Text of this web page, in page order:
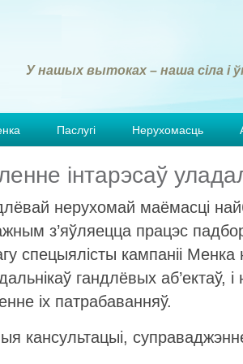
У нашых вытоках – наша сіла і
Паслугі Нерухомасць
інтарэсаў
нерухомай маёмасці
з’яўляецца працэс
спецыялісты кампаніі
гандлёвых аб’ектаў,
іх патрабаванняў.
кансультацыі,